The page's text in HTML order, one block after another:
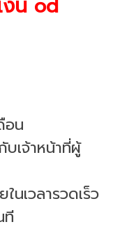
อน
เจ้าหน้าที่ผู้
นเวลารวดเร็ว
ที